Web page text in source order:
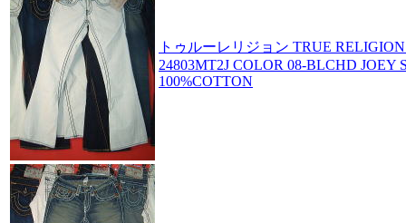
トゥルーレリジョン TRUE
24803MT2J COLOR 08-BLCHD JOEY
100%COTTON